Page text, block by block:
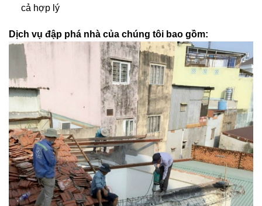
cả hợp lý
Dịch vụ đập phá nhà của chúng tôi bao gồm: